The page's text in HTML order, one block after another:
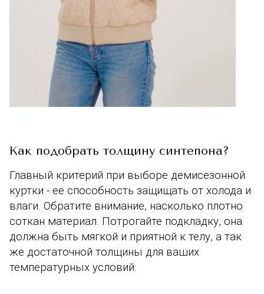
Как подобрать толщину синтепона?
Главный критерий при выборе демисезонной
куртки - ее способность защищать от холода и
влаги. Обратите внимание, насколько плотно
соткан материал. Потрогайте подкладку, она
должна быть мягкой и приятной к телу, а так
же достаточной толщины для ваших
температурных условий: